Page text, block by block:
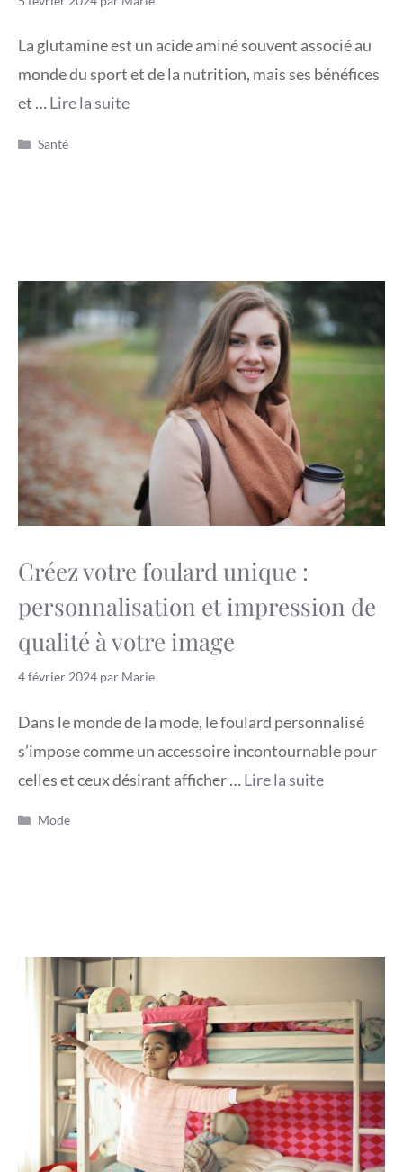
La glutamine est un acide aminé souvent associé au
monde du sport et de la nutrition, mais ses bénéfices
et …Lire la suite
Catégories
Santé
Créez votre foulard unique :
personnalisation et impression de
qualité à votre image
4 février 2024 par Marie
Dans le monde de la mode, le foulard personnalisé
s’impose comme un accessoire incontournable pour
celles et ceux désirant afficher …Lire la suite
Catégories
Mode